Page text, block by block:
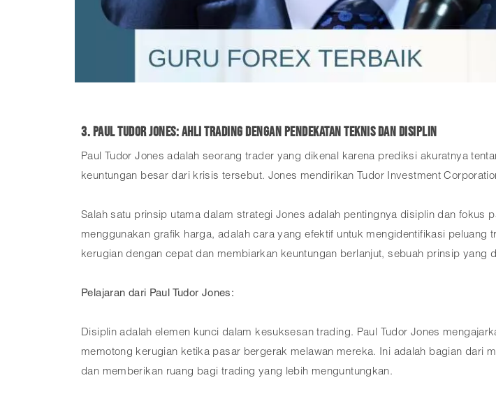
3. Paul Tudor Jones: Ahli Trading dengan Pendekatan Teknis dan Disiplin
Paul Tudor Jones adalah seorang trader yang dikenal karena prediksi akuratnya
keuntungan besar dari krisis tersebut. Jones mendirikan Tudor Investment
Salah satu prinsip utama dalam strategi Jones adalah pentingnya disiplin dan fokus
menggunakan grafik harga, adalah cara yang efektif untuk mengidentifikasi
kerugian dengan cepat dan membiarkan keuntungan berlanjut, sebuah prinsip yang
Pelajaran dari Paul Tudor Jones:
Disiplin adalah elemen kunci dalam kesuksesan trading. Paul Tudor Jones
memotong kerugian ketika pasar bergerak melawan mereka. Ini adalah bagian dari
dan memberikan ruang bagi trading yang lebih menguntungkan.